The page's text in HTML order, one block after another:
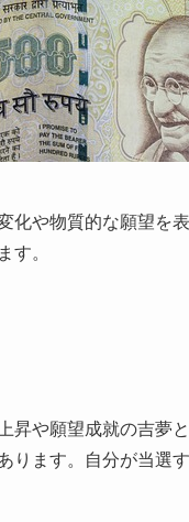
化や物質的な願望を
す。
昇や願望成就の吉夢
ります。自分が当選